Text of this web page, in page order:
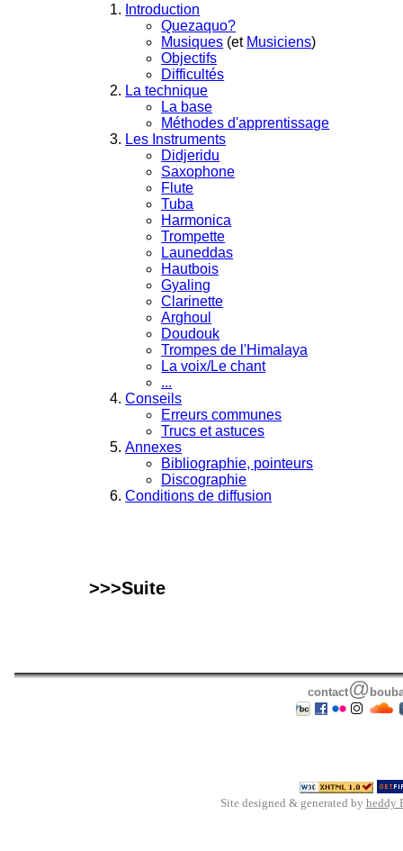
Introduction
Quezaquo?
Musiques (et Musiciens)
Objectifs
Difficultés
La technique
La base
Méthodes d'apprentissage
Les Instruments
Didjeridu
Saxophone
Flute
Tuba
Harmonica
Trompette
Launeddas
Hautbois
Gyaling
Clarinette
Arghoul
Doudouk
Trompes de l'Himalaya
La voix/Le chant
...
Conseils
Erreurs communes
Trucs et astuces
Annexes
Bibliographie, pointeurs
Discographie
Conditions de diffusion
>>>Suite
contact@
Site designed & generated by heddy